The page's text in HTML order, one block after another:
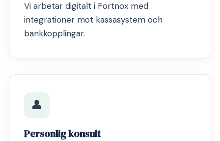
Vi arbetar digitalt i Fortnox med
integrationer mot kassasystem och
bankkopplingar.
👤
Personlig konsult